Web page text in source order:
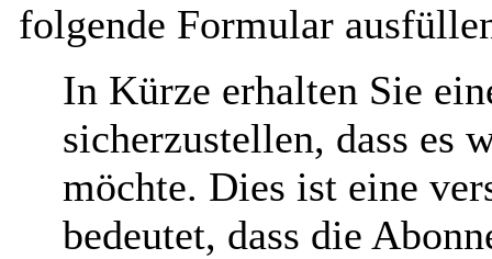
folgende Formular
In Kürze erhalten Sie
sicherzustellen, dass es
möchte. Dies ist eine
bedeutet, dass die